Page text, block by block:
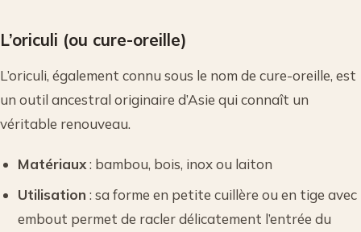
L’oriculi (ou cure-oreille)
L’oriculi, également connu sous le nom de cure-oreille, est
un outil ancestral originaire d’Asie qui connaît un
véritable renouveau.
Matériaux: bambou, bois, inox ou laiton
Utilisation : sa forme en petite cuillère ou en tige avec
embout permet de racler délicatement l’entrée du